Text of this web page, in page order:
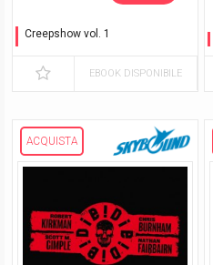
Creepshow vol. 1
EBOOK DISPONIBILE
ACQUISTA